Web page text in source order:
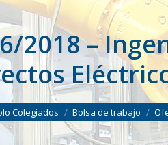
2018 –
Colegiados Bolsa de trabajo